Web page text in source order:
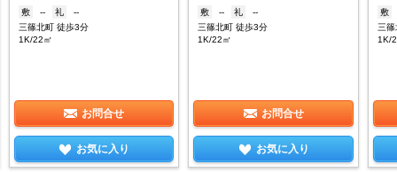
敷 -- 礼
--
三篠北町 徒歩3分
1K/22㎡
お問合せ
お気に入り
敷 -- 礼
--
三篠北町 徒歩3分
1K/22㎡
お問合せ
お気に入り
敷
三
1K/